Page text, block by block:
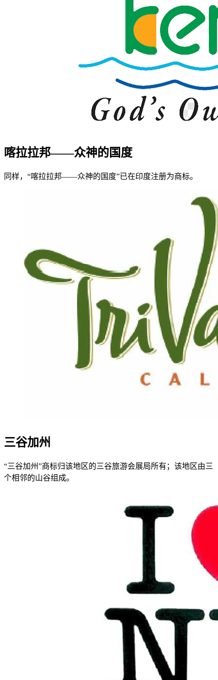
喀拉拉邦——众神的国度
同样，“喀拉拉邦——众神的国度”已在印度注册为商标。
三谷加州
“三谷加州”商标归该地区的三谷旅游会展局所有；该地区由三
个相邻的山谷组成。